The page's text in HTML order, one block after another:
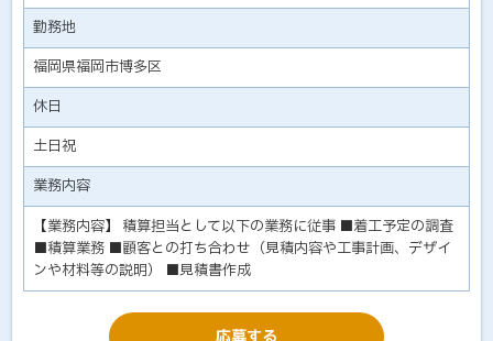
勤務地
福岡県福岡市博多区
休日
土日祝
業務内容
【業務内容】 積算担当として以下の業務に従事 ■着工予定の調査
■積算業務 ■顧客との打ち合わせ（見積内容や工事計画、デザイ
ンや材料等の説明） ■見積書作成